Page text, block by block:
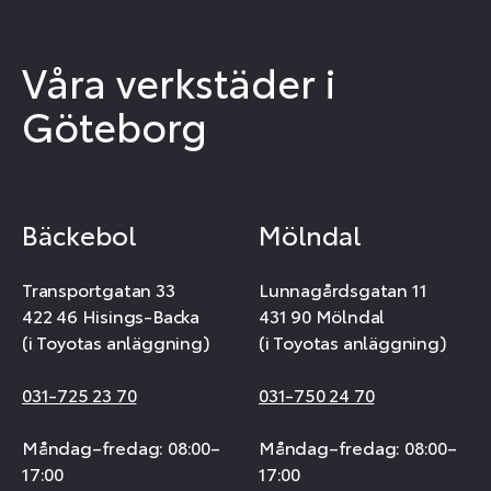
Våra verkstäder i
Göteborg
Bäckebol
Transportgatan 33
422 46 Hisings-Backa
(i Toyotas anläggning)
031-725 23 70
Måndag–fredag: 08:00–
17:00
Mölndal
Lunnagårdsgatan 11
431 90 Mölndal
(i Toyotas anläggning)
031-750 24 70
Måndag–fredag: 08:00–
17:00